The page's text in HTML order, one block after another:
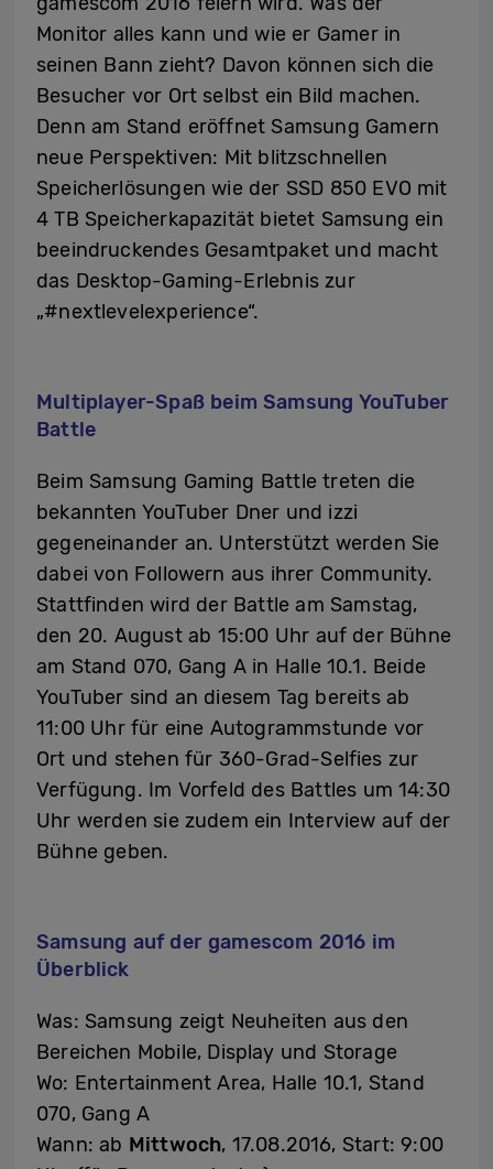
Monitor alles kann und wie er Gamer in
seinen Bann zieht? Davon können sich die
Besucher vor Ort selbst ein Bild machen.
Denn am Stand eröffnet Samsung Gamern
neue Perspektiven: Mit blitzschnellen
Speicherlösungen wie der SSD 850 EVO mit
4 TB Speicherkapazität bietet Samsung ein
beeindruckendes Gesamtpaket und macht
das Desktop-Gaming-Erlebnis zur
„#nextlevelexperience“.
Multiplayer-Spaß beim Samsung YouTuber
Battle
Beim Samsung Gaming Battle treten die
bekannten YouTuber Dner und izzi
gegeneinander an. Unterstützt werden Sie
dabei von Followern aus ihrer Community.
Stattfinden wird der Battle am Samstag,
den 20. August ab 15:00 Uhr auf der Bühne
am Stand 070, Gang A in Halle 10.1. Beide
YouTuber sind an diesem Tag bereits ab
11:00 Uhr für eine Autogrammstunde vor
Ort und stehen für 360-Grad-Selfies zur
Verfügung. Im Vorfeld des Battles um 14:30
Uhr werden sie zudem ein Interview auf der
Bühne geben.
Samsung auf der gamescom 2016 im
Überblick
Was: Samsung zeigt Neuheiten aus den
Bereichen Mobile, Display und Storage
Wo: Entertainment Area, Halle 10.1, Stand
070, Gang A
Wann: ab Mittwoch, 17.08.2016, Start: 9:00